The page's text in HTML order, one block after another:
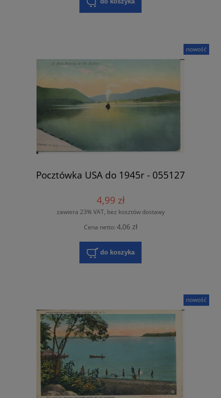
Pocztówka USA do 1945r - 055127
4,99 zł
zawiera 23% VAT, bez kosztów dostawy
Cena netto: 4,06 zł
do koszyka
nowość
nowość